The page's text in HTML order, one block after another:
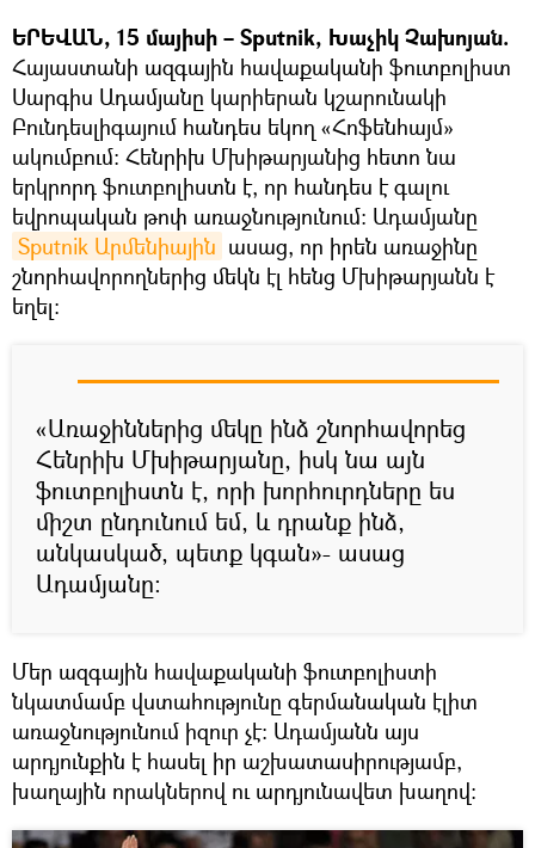
ԵՐԵՎԱՆ, 15 մայիսի – Sputnik, Խաչիկ Չախոյան.
Հայաստանի ազգային հավաքականի ֆուտբոլիստ
Սարգիս Ադամյանը կարիերան կշարունակի
Բունդեսլիգայում հանդես եկող «Հոֆենհայմ»
ակումբում։ Հենրիխ Մխիթարյանից հետո նա
երկրորդ ֆուտբոլիստն է, որ հանդես է գալու
եվրոպական թոփ առաջնությունում: Ադամյանը
Sputnik Արմենիային ասաց, որ իրեն առաջինը
շնորհավորողներից մեկն էլ հենց Մխիթարյանն է
եղել։
«Առաջիններից մեկը ինձ շնորհավորեց
Հենրիխ Մխիթարյանը, իսկ նա այն
ֆուտբոլիստն է, որի խորհուրդները ես
միշտ ընդունում եմ, և դրանք ինձ,
անկասկած, պետք կգան»- ասաց
Ադամյանը:
Մեր ազգային հավաքականի ֆուտբոլիստի
նկատմամբ վստահությունը գերմանական էլիտ
առաջնությունում իզուր չէ: Ադամյանն այս
արդյունքին է հասել իր աշխատասիրությամբ,
խաղային որակներով ու արդյունավետ խաղով: